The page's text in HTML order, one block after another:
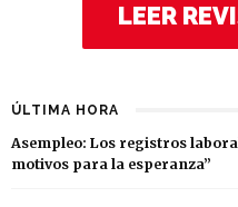
LEER
ÚLTIMA HORA
Asempleo: Los registros
motivos para la esperanza”